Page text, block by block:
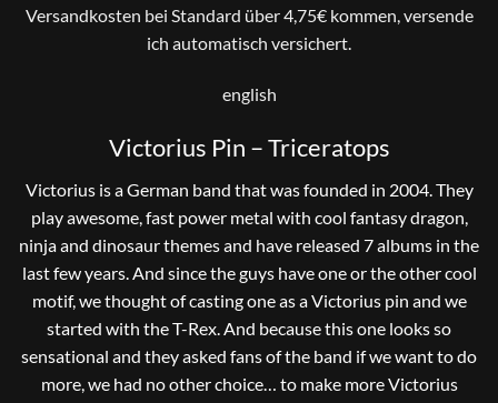
Versandkosten bei Standard über 4,75€ kommen, versende
ich automatisch versichert.
english
Victorius Pin – Triceratops
Victorius is a German band that was founded in 2004. They
play awesome, fast power metal with cool fantasy dragon,
ninja and dinosaur themes and have released 7 albums in the
last few years. And since the guys have one or the other cool
motif, we thought of casting one as a Victorius pin and we
started with the T-Rex. And because this one looks so
sensational and they asked fans of the band if we want to do
more, we had no other choice… to make more Victorius